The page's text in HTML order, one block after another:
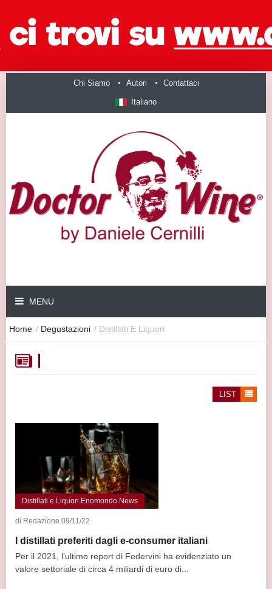
Chi Siamo Autori Contattaci
Italiano
MENU
Home / Degustazioni / Distillati E Liquori
LIST
Distillati e Liquori Enomondo News
di Redazione 09/11/22
I distillati preferiti dagli e-consumer italiani
Per il 2021, l’ultimo report di Federvini ha evidenziato un
valore settoriale di circa 4 miliardi di euro di...